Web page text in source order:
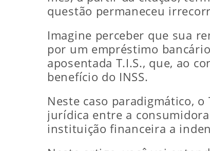
questão permaneceu
Imagine perceber que sua
por um empréstimo
aposentada T.I.S., que, ao
benefício do INSS.
Neste caso paradigmático,
jurídica entre a
instituição financeira a